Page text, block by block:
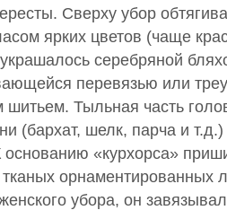
Сверху убор
ярких цветов (чаще
серебряной
перевязью или
Тыльная часть
(бархат, шелк, парча и
«курхорса»
орнаментированных
убора, он